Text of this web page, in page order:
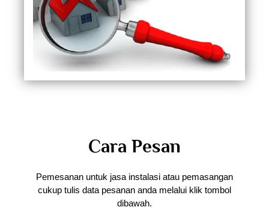
Cara Pesan
Pemesanan untuk jasa instalasi atau pemasangan